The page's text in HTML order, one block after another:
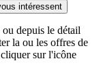
intéressent
depuis le détail
la ou les offres de
sur l'icône